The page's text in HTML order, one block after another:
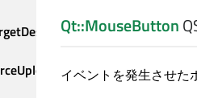
Qt::MouseButton
イベントを発生させた